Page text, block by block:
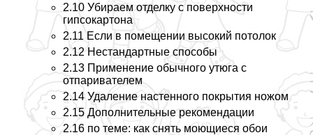
2.10 Убираем отделку с поверхности
гипсокартона
2.11 Если в помещении высокий потолок
2.12Нестандартные способы
2.13 Применение обычного утюга с
отпаривателем
2.14 Удаление настенного покрытия ножом
2.15 Дополнительные рекомендации
2.16 по теме: как снять моющиеся обои